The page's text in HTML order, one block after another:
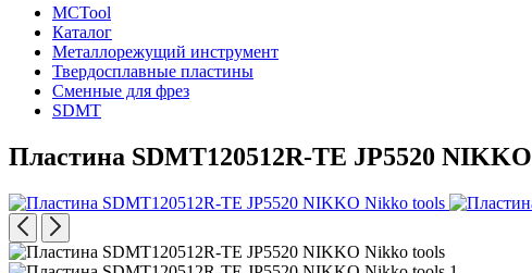
MCTool
Каталог
Металлорежущий инструмент
Твердосплавные пластины
Сменные для фрез
SDMT
Пластина SDMT120512R-TE JP5520 NIKKO